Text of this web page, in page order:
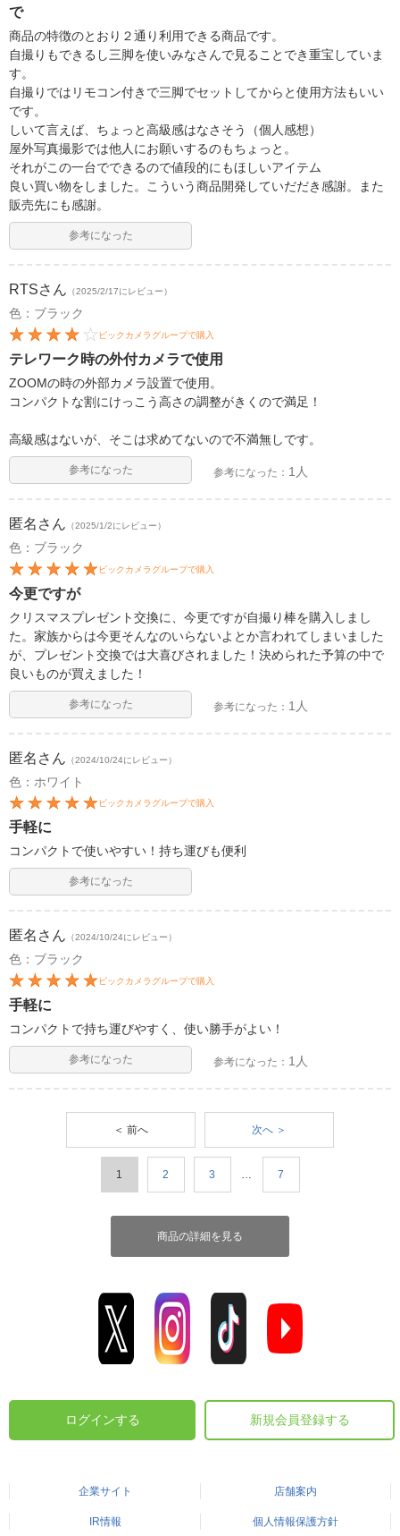
で
商品の特徴のとおり２通り利用できる商品です。
自撮りもできるし三脚を使いみなさんで見ることでき重宝していま
す。
自撮りではリモコン付きで三脚でセットしてからと使用方法もいい
です。
しいて言えば、ちょっと高級感はなさそう（個人感想）
屋外写真撮影では他人にお願いするのもちょっと。
それがこの一台でできるので値段的にもほしいアイテム
良い買い物をしました。こういう商品開発していだだき感謝。また
販売先にも感謝。
参考になった
RTSさん （2025/2/17にレビュー）
色：ブラック
ビックカメラグループで購入
テレワーク時の外付カメラで使用
ZOOMの時の外部カメラ設置で使用。
コンパクトな割にけっこう高さの調整がきくので満足！
高級感はないが、そこは求めてないので不満無しです。
参考になった 参考になった： 1人
匿名 さん （2025/1/2にレビュー）
色：ブラック
ビックカメラグループで購入
今更ですが
クリスマスプレゼント交換に、今更ですが自撮り棒を購入しまし
た。家族からは今更そんなのいらないよとか言われてしまいました
が、プレゼント交換では大喜びされました！決められた予算の中で
良いものが買えました！
参考になった 参考になった： 1人
匿名 さん （2024/10/24にレビュー）
色：ホワイト
ビックカメラグループで購入
手軽に
コンパクトで使いやすい！持ち運びも便利
参考になった
匿名 さん （2024/10/24にレビュー）
色：ブラック
ビックカメラグループで購入
手軽に
コンパクトで持ち運びやすく、使い勝手がよい！
参考になった 参考になった： 1人
＜ 前へ 次へ ＞
1 2 3 7
商品の詳細を見る
ログインする 新規会員登録する
企業サイト 店舗案内
IR情報 個人情報保護方針